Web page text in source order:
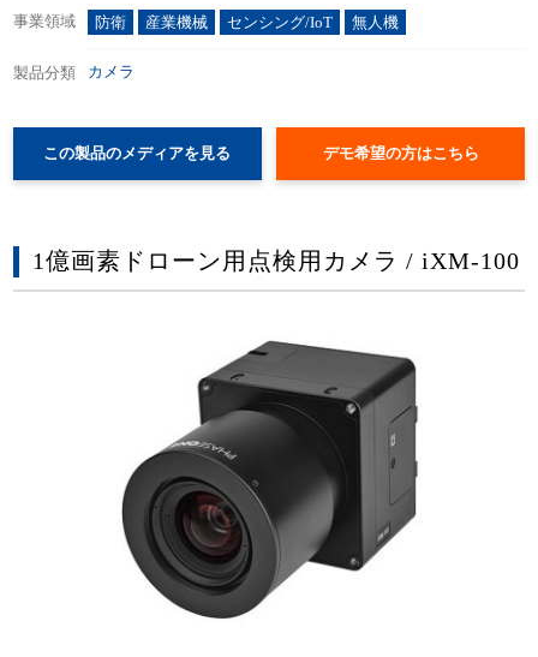
事業領域 防衛 産業機械 センシング/IoT 無人機
製品分類 カメラ
この製品のメディアを見る デモ希望の方はこちら
1億画素ドローン用点検用カメラ / iXM-100